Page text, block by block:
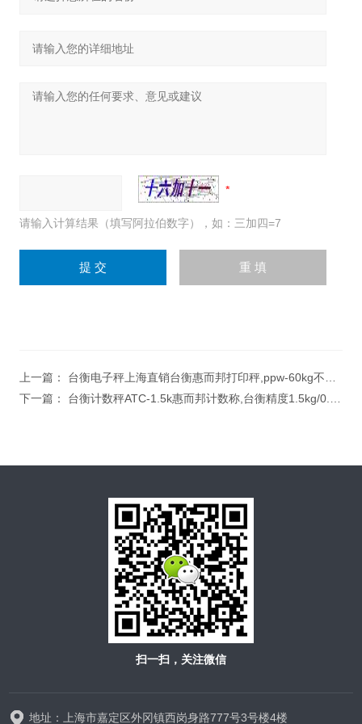
请输入计算结果（填写阿拉伯数字），如：三加四=7
上一篇： 台衡电子秤上海直销台衡惠而邦打印秤,ppw-60kg不干胶标签打印电子称
下一篇： 台衡计数秤ATC-1.5k惠而邦计数称,台衡精度1.5kg/0.1g电子计数秤
扫一扫，关注微信
地址：上海市嘉定区外冈镇西岗身路777号3号楼4楼